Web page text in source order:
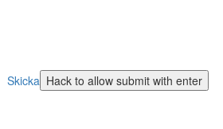
Skicka